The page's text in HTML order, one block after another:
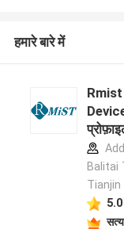
हमारे बारे में
Balitai
Tianjin
5.0